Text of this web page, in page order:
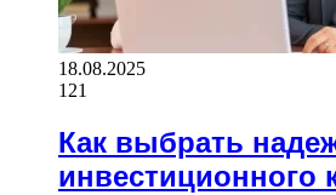
18.08.2025
121
Как выбрать
инвестиционного